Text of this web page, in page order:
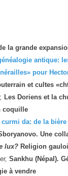
la grande
antique:
pour
et cultes
Les Doriens et la
coquille
curmi da: de la
Une
lux? Religion
Sankhu (Népal).
à vendre